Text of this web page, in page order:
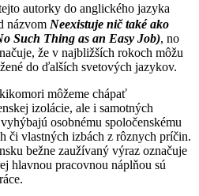
autorky do anglického jazyka
názvom Neexistuje nič také ako
Such Thing as an Easy Job), no
že v najbližších rokoch môžu
do ďalších svetových jazykov.
môžeme chápať
izolácie, ale i samotných
osobnému spoločenskému
či vlastných izbách z rôznych príčin.
bežne zaužívaný výraz označuje
hlavnou pracovnou náplňou sú